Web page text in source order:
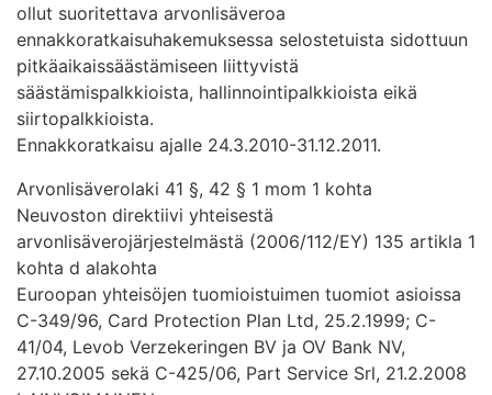
ollut suoritettava arvonlisäveroa
ennakkoratkaisuhakemuksessa selostetuista sidottuun
pitkäaikaissäästämiseen liittyvistä
säästämispalkkioista, hallinnointipalkkioista eikä
siirtopalkkioista.
Ennakkoratkaisu ajalle 24.3.2010-31.12.2011.
Arvonlisäverolaki 41 §, 42 § 1 mom 1 kohta
Neuvoston direktiivi yhteisestä
arvonlisäverojärjestelmästä (2006/112/EY) 135 artikla 1
kohta d alakohta
Euroopan yhteisöjen tuomioistuimen tuomiot asioissa
C-349/96, Card Protection Plan Ltd, 25.2.1999; C-
41/04, Levob Verzekeringen BV ja OV Bank NV,
27.10.2005 sekä C-425/06, Part Service Srl, 21.2.2008